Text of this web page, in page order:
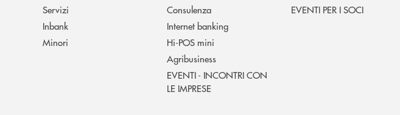
Servizi
Inbank
Minori
Consulenza
Internet banking
Hi-POS mini
Agribusiness
EVENTI - INCONTRI CON
LE IMPRESE
EVENTI PER I SOCI